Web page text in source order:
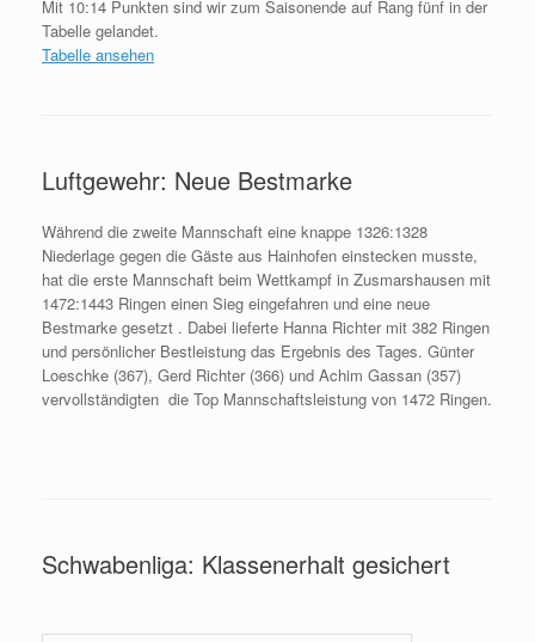
Mit 10:14 Punkten sind wir zum Saisonende auf Rang fünf in der
Tabelle gelandet.
Tabelle ansehen
Luftgewehr: Neue Bestmarke
Während die zweite Mannschaft eine knappe 1326:1328
Niederlage gegen die Gäste aus Hainhofen einstecken musste,
hat die erste Mannschaft beim Wettkampf in Zusmarshausen mit
1472:1443 Ringen einen Sieg eingefahren und eine neue
Bestmarke gesetzt . Dabei lieferte Hanna Richter mit 382 Ringen
und persönlicher Bestleistung das Ergebnis des Tages. Günter
Loeschke (367), Gerd Richter (366) und Achim Gassan (357)
vervollständigten die Top Mannschaftsleistung von 1472 Ringen.
Schwabenliga: Klassenerhalt gesichert